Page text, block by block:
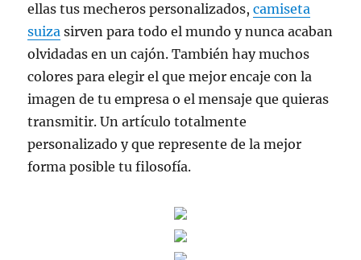
ellas tus mecheros personalizados,camiseta
suiza sirven para todo el mundo y nunca acaban
olvidadas en un cajón. También hay muchos
colores para elegir el que mejor encaje con la
imagen de tu empresa o el mensaje que quieras
transmitir. Un artículo totalmente
personalizado y que represente de la mejor
forma posible tu filosofía.